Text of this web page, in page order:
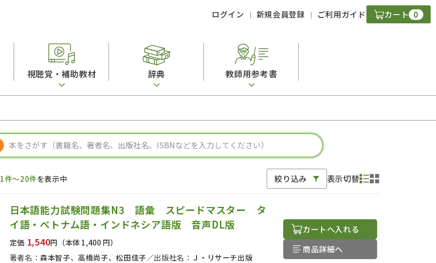
ログイン 新規会員登録 ご利用ガイド カート 0
子ども向け
文法
発音・聴解
作文
大学入試対策
学校情報
日本事情 定期刊行物
視聴覚・補助教材
絵本・子ども向け補助 図表
辞典
スペイン語辞典
中国語辞典
ポルトガル語辞典
ロシア語辞典
教師用参考書
語彙・意味
文章・談話・表現
表記
言語学
1件～20件を表示中 絞り込み 表示切替
日本語能力試験問題集N3 語彙 スピードマスター タ
イ語・ベトナム語・インドネシア語版 音声DL版
定価 1,540円 （本体 1,400 円）
著者名： 森本智子、高橋尚子、松田佳子 出版社名： Ｊ・リサーチ出版
カートへ入れる
商品詳細へ